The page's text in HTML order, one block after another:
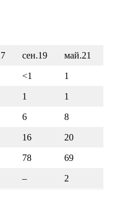
сен.19 май.21
<1 1
1 1
6 8
16 20
78 69
– 2